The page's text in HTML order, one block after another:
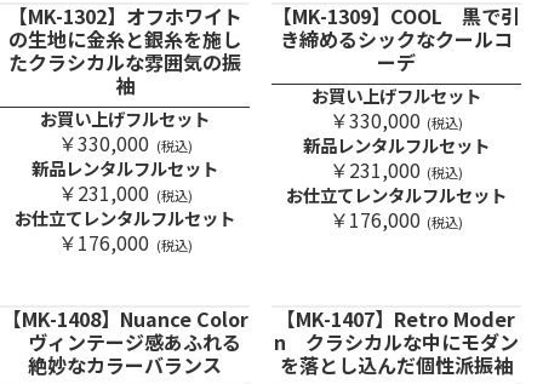
【MK-1302】オフホワイト
の生地に金糸と銀糸を施し
たクラシカルな雰囲気の振
袖
お買い上げフルセット
￥330,000 (税込)
新品レンタルフルセット
￥231,000 (税込)
お仕立てレンタルフルセット
￥176,000 (税込)
【MK-1309】COOL 黒で引
き締めるシックなクールコ
ーデ
お買い上げフルセット
￥330,000 (税込)
新品レンタルフルセット
￥231,000 (税込)
お仕立てレンタルフルセット
￥176,000 (税込)
【MK-1408】Nuance Color
ヴィンテージ感あふれる
絶妙なカラーバランス
【MK-1407】Retro Moder
n クラシカルな中にモダン
を落とし込んだ個性派振袖